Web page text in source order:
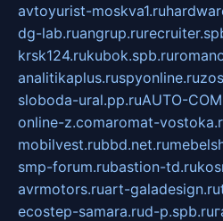
avtoyurist-moskva1.ru
dg-lab.ruangrup.ru
krsk124.rukubok.spb.ru
analitikaplus.ruspyonline.ru
sloboda-ural.pp.ruAUTO-
online-z.comaromat-
mobilvest.rubbd.net.ru
smp-forum.rubastion-td.ru
avrmotors.ruart-galadesign.ru
ecostep-samara.rud-p.spb.ru